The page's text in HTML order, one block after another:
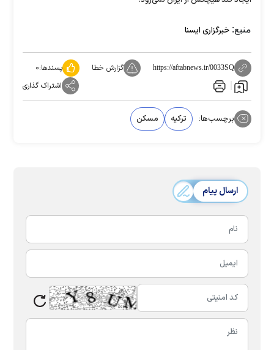
منبع: خبرگزاری ایسنا
https://aftabnews.ir/0033SQ گزارش خطا پسندها:۰
اشتراک گذاری
برچسب‌ها: ترکیه مسکن
ارسال پیام